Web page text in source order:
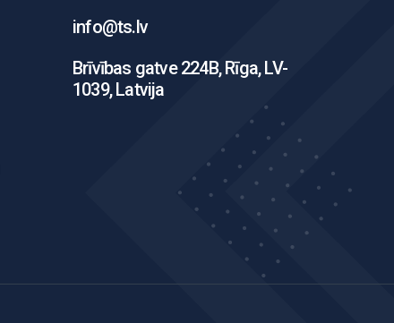
info@ts.lv
Brīvības gatve 224B, Rīga, LV-
1039, Latvija